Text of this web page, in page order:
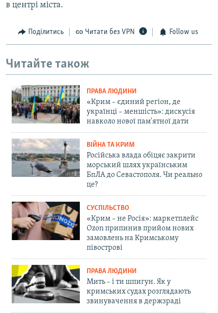
в центрі міста.
Поділитись Читати без VPN Follow us
Читайте також
ПРАВА ЛЮДИНИ
«Крим – єдиний регіон, де
українці – меншість»: дискусія
навколо нової пам'ятної дати
ВІЙНА ТА КРИМ
Російська влада обіцяє закрити
морський шлях українським
БпЛА до Севастополя. Чи реально
це?
СУСПІЛЬСТВО
«Крим – не Росія»: маркетплейс
Ozon припинив прийом нових
замовлень на Кримському
півострові
ПРАВА ЛЮДИНИ
Мить – і ти шпигун. Як у
кримських судах розглядають
звинувачення в держзраді